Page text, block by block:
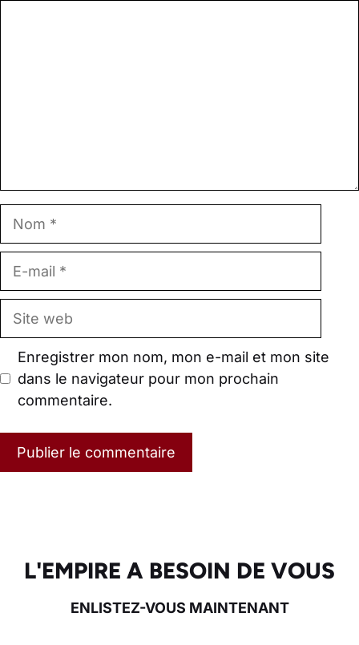
Site
web
Enregistrer mon nom, mon e-mail et mon site
dans le navigateur pour mon prochain
commentaire.
L'EMPIRE A BESOIN DE VOUS
ENLISTEZ-VOUS MAINTENANT